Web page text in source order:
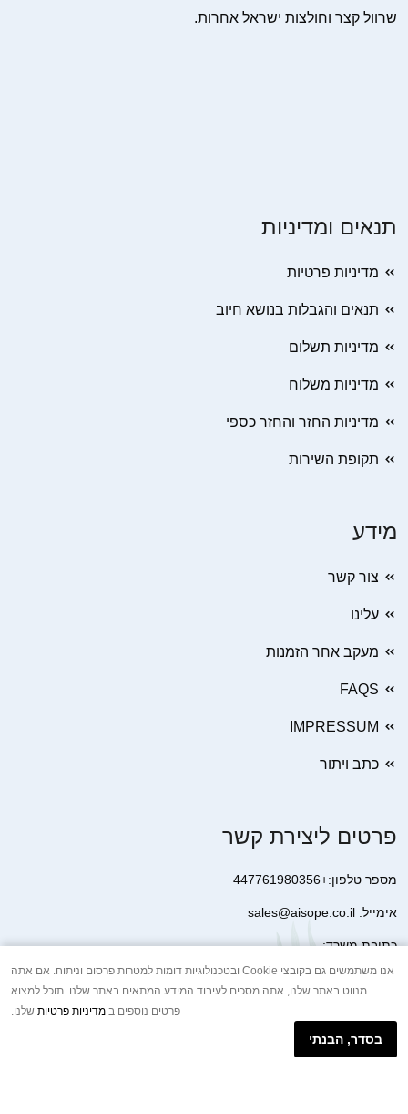
שרוול קצר וחולצות ישראל אחרות.
תנאים ומדיניות
מדיניות פרטיות
תנאים והגבלות בנושא חיוב
מדיניות תשלום
מדיניות משלוח
מדיניות החזר והחזר כספי
תקופת השירות
מידע
צור קשר
עלינו
מעקב אחר הזמנות
FAQS
IMPRESSUM
כתב ויתור
פרטים ליצירת קשר
מספר טלפון:+447761980356
אימייל: sales@aisope.co.il
כתובת משרד:
41 Devonshire Street Ground Floor Office 1 London W1G 7AJ
United Kingdom
+44 7410 2065017
הודעת וואטסאפ באינטרנט
אנו משתמשים גם בקובצי Cookie ובטכנולוגיות דומות למטרות פרסום וניתוח. אם אתה
מנווט באתר שלנו, אתה מסכים לעיבוד המידע המתאים באתר שלנו. תוכל למצוא
פרטים נוספים ב מדיניות פרטיות שלנו.
בסדר, הבנתי